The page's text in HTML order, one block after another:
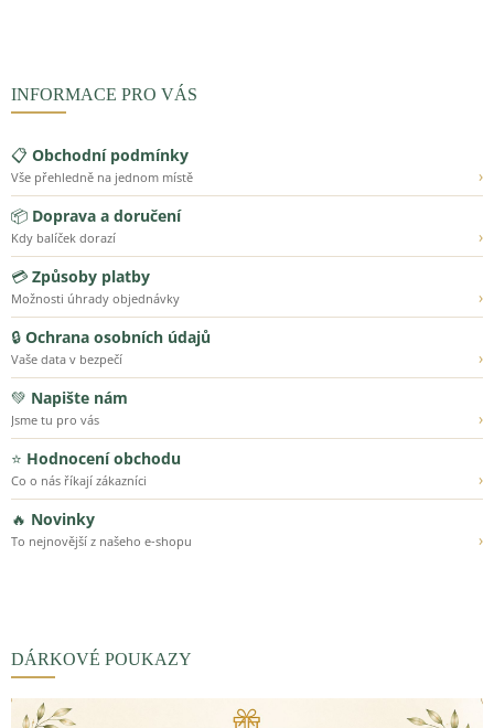
INFORMACE PRO VÁS
📋 Obchodní podmínky
Vše přehledně na jednom místě
›
📦 Doprava a doručení
Kdy balíček dorazí
›
💳 Způsoby platby
Možnosti úhrady objednávky
›
🔒 Ochrana osobních údajů
Vaše data v bezpečí
›
💚 Napište nám
Jsme tu pro vás
›
⭐ Hodnocení obchodu
Co o nás říkají zákazníci
›
🔥 Novinky
To nejnovější z našeho e-shopu ›
DÁRKOVÉ POUKAZY